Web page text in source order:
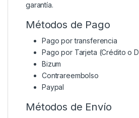
garantía.
Métodos de Pago
Pago por transferencia
Pago por Tarjeta (Crédito o
Bizum
Contrareembolso
Paypal
Métodos de Envío